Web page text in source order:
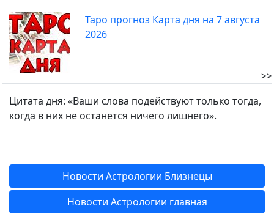
Таро прогноз Карта дня на 7 августа
2026
>>
Цитата дня: «Ваши слова подействуют только тогда,
когда в них не останется ничего лишнего».
Новости Астрологии Близнецы
Новости Астрологии главная